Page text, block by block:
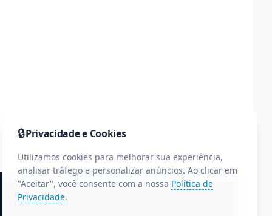
🔒Privacidade e Cookies
Utilizamos cookies para melhorar sua experiência,
analisar tráfego e personalizar anúncios. Ao clicar em
"Aceitar", você consente com a nossa Política de
Privacidade.